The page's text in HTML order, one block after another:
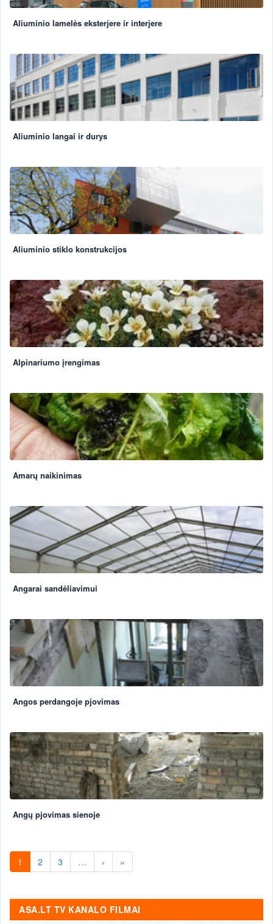
Aliuminio lamelės eksterjere ir interjere
Aliuminio langai ir durys
Aliuminio stiklo konstrukcijos
Alpinariumo įrengimas
Amarų naikinimas
Angarai sandėliavimui
Angos perdangoje pjovimas
Angų pjovimas sienoje
1 2 3 … › »
ASA.LT TV KANALO FILMAI